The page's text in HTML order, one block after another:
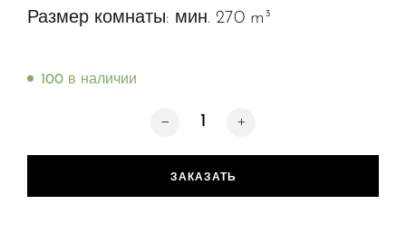
Размер комнаты: мин. 270 m³
100 в наличии
Количество товара FLA 3+ 2490 мм
ЗАКАЗАТЬ